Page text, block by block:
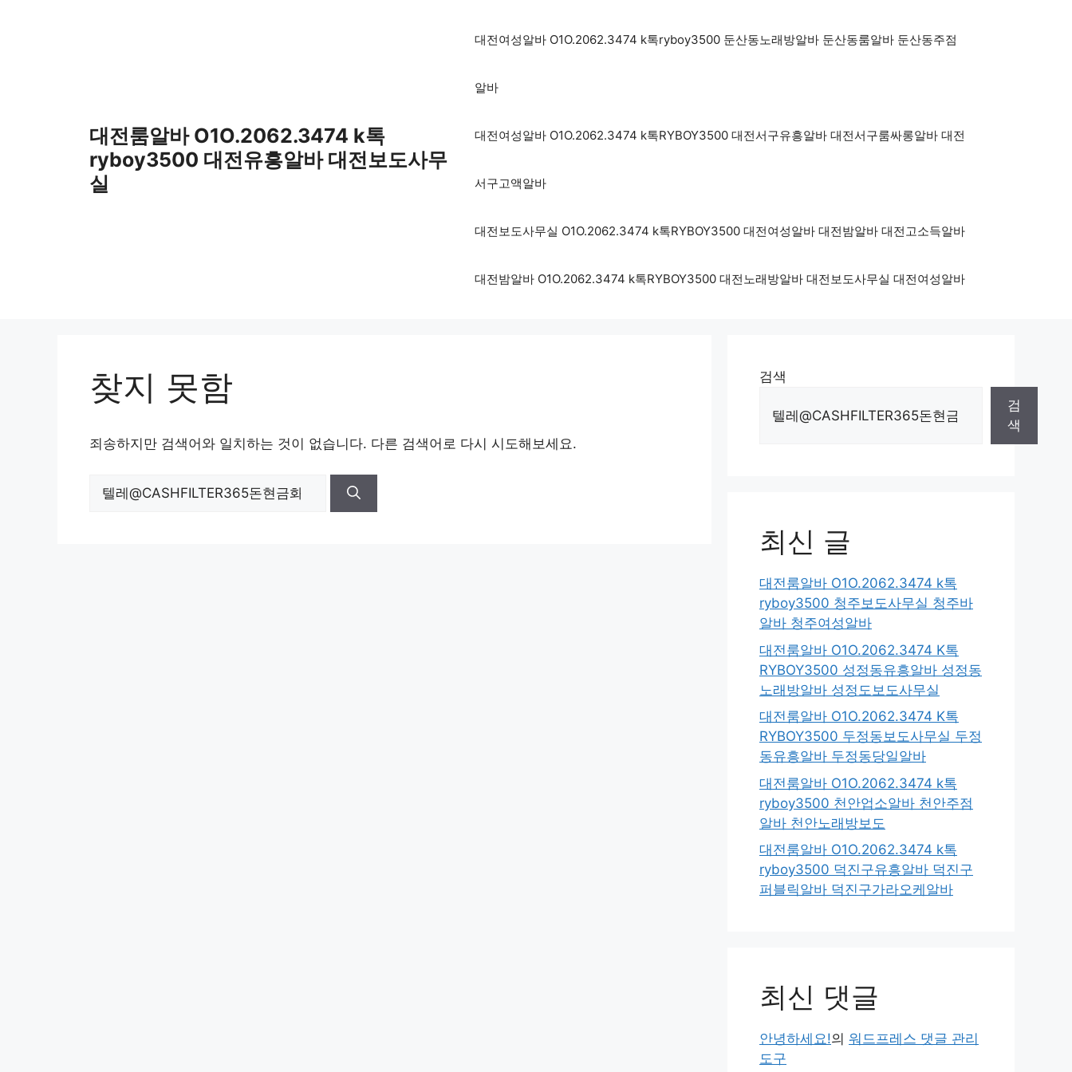
대전룸알바 O1O.2062.3474 k톡
ryboy3500 대전유흥알바 대전보도사무
실
대전여성알바 O1O.2062.3474 k톡ryboy3500 둔산동노래방알바 둔산동룸알바 둔산동주점
알바
대전여성알바 O1O.2062.3474 k톡RYBOY3500 대전서구유흥알바 대전서구룸싸롱알바 대전
서구고액알바
대전보도사무실 O1O.2062.3474 k톡RYBOY3500 대전여성알바 대전밤알바 대전고소득알바
대전밤알바 O1O.2062.3474 k톡RYBOY3500 대전노래방알바 대전보도사무실 대전여성알바
찾지 못함
죄송하지만 검색어와 일치하는 것이 없습니다. 다른 검색어로 다시 시도해보세요.
색:
검색
검
색
최신 글
대전룸알바 O1O.2062.3474 k톡
ryboy3500 청주보도사무실 청주바
알바 청주여성알바
대전룸알바 O1O.2062.3474 K톡
RYBOY3500 성정동유흥알바 성정동
노래방알바 성정도보도사무실
대전룸알바 O1O.2062.3474 K톡
RYBOY3500 두정동보도사무실 두정
동유흥알바 두정동당일알바
대전룸알바 O1O.2062.3474 k톡
ryboy3500 천안업소알바 천안주점
알바 천안노래방보도
대전룸알바 O1O.2062.3474 k톡
ryboy3500 덕진구유흥알바 덕진구
퍼블릭알바 덕진구가라오케알바
최신 댓글
안녕하세요!의 워드프레스 댓글 관리
도구